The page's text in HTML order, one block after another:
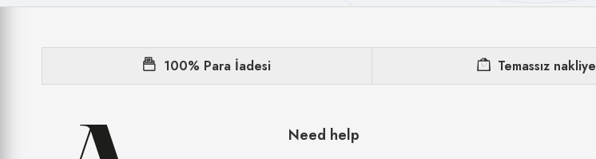
100% Para İadesi Temassız nakliye
Need help